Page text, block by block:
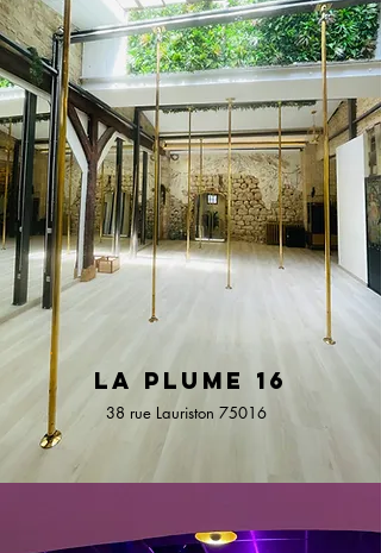
La plum e 16
38 rue Lauriston 75016